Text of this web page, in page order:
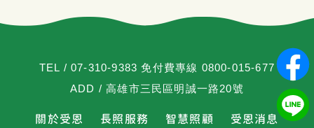
TEL /07-310-9383 免付費專線 0800-015-677
ADD / 高雄市三民區明誠一路20號
關於受恩 長照服務 智慧照顧 受恩消息